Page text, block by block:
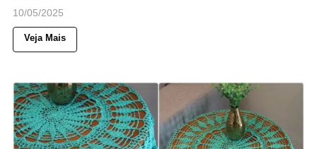
10/05/2025
Veja Mais